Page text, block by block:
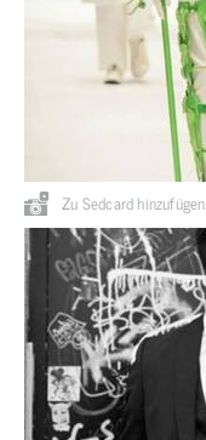
Zu Sedcard hinzufügen